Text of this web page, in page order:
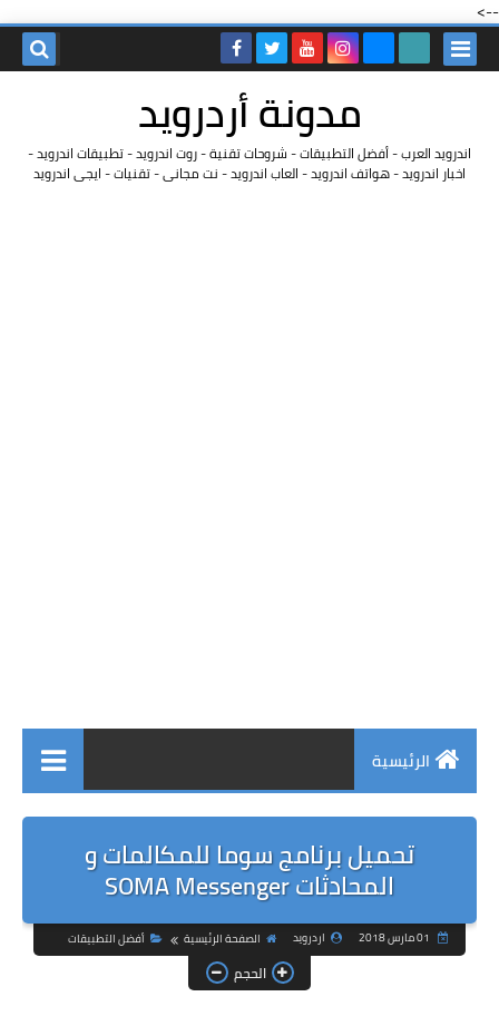
-->
مدونة أردرويد
اندرويد العرب - أفضل التطبيقات - شروحات تقنية - روت اندرويد - تطبيقات اندرويد -
اخبار اندرويد - هواتف اندرويد - العاب اندرويد - نت مجانى - تقنيات - ايجى اندرويد
الرئيسية
تحميل برنامج سوما للمكالمات و
المحادثات SOMA Messenger
اردرويد الصفحة الرئيسية أفضل التطبيقات
الحجم